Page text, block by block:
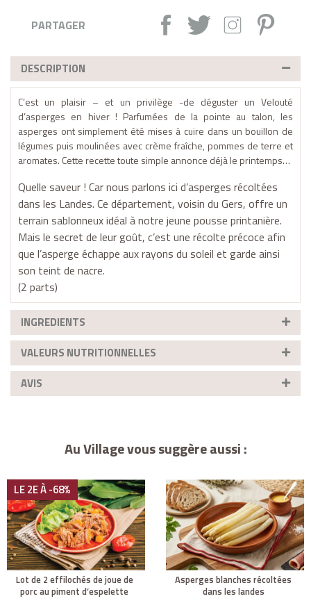
PARTAGER Partager :Tweet Instagram
DESCRIPTION
C’est un plaisir – et un privilège -de déguster un Velouté
d’asperges en hiver ! Parfumées de la pointe au talon, les
asperges ont simplement été mises à cuire dans un bouillon de
légumes puis moulinées avec crème fraîche, pommes de terre et
aromates. Cette recette toute simple annonce déjà le printemps…
Quelle saveur ! Car nous parlons ici d’asperges récoltées
dans les Landes. Ce département, voisin du Gers, offre un
terrain sablonneux idéal à notre jeune pousse printanière.
Mais le secret de leur goût, c’est une récolte précoce afin
que l’asperge échappe aux rayons du soleil et garde ainsi
son teint de nacre.
(2 parts)
INGREDIENTS
VALEURS NUTRITIONNELLES
AVIS
Au Village vous suggère aussi :
lot de 2 effilochés de joue de
porc au piment d’espelette
LE 2E À -68%
asperges blanches récoltées
dans les landes